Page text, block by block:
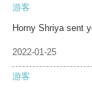
游客
Horny Shriya sent
2022-01-25
游客